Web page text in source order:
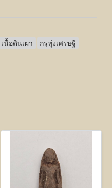
เนื้อดินเผา กรุทุ่งเศรษฐี